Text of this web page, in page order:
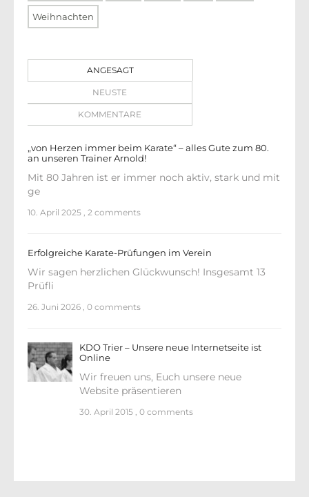
Weihnachten
ANGESAGT
NEUSTE
KOMMENTARE
„von Herzen immer beim Karate“ – alles Gute zum 80.
an unseren Trainer Arnold!
Mit 80 Jahren ist er immer noch aktiv, stark und mit
ge
10. April 2025 2 comments
Erfolgreiche Karate-Prüfungen im Verein
Wir sagen herzlichen Glückwunsch! Insgesamt 13
Prüfli
26. Juni 2026 0 comments
KDO Trier – Unsere neue Internetseite ist
Online
Wir freuen uns, Euch unsere neue
Website präsentieren
30. April 2015 0 comments